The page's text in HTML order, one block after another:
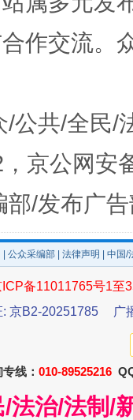
从幼
作交流。
/公共/全民/
京公网安
/发布广
公众采编部 法律声明 | 中国
ICP备11011765号1至
: 京B2-20251785
广
线： 010-89525216
法治/法制/